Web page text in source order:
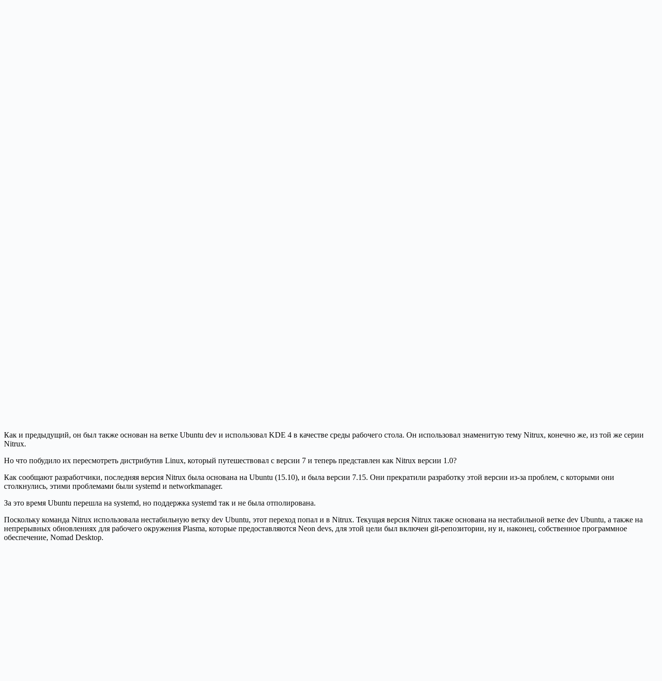
Как и предыдущий, он был также основан на ветке Ubuntu dev и использовал KDE 4 в качестве среды рабочего стола. Он использовал знаменитую тему Nitrux, конечно же, из той же серии
Nitrux.
Но что побудило их пересмотреть дистрибутив Linux, который путешествовал с версии 7 и теперь представлен как Nitrux версии 1.0?
Как сообщают разработчики, последняя версия Nitrux была основана на Ubuntu (15.10), и была версии 7.15. Они прекратили разработку этой версии из-за проблем, с которыми они
столкнулись, этими проблемами были systemd и networkmanager.
За это время Ubuntu перешла на systemd, но поддержка systemd так и не была отполирована.
Поскольку команда Nitrux использовала нестабильную ветку dev Ubuntu, этот переход попал и в Nitrux. Текущая версия Nitrux также основана на нестабильной ветке dev Ubuntu, а также на
непрерывных обновлениях для рабочего окружения Plasma, которые предоставляются Neon devs, для этой цели был включен git-репозитории, ну и, наконец, собственное программное
обеспечение, Nomad Desktop.